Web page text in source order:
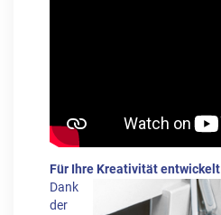
Für Ihre Kreativität entwickelt
Dank
der